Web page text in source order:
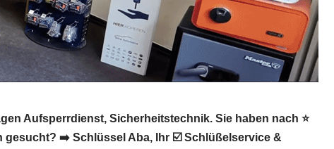
Aufsperrdienst, Sicherheitstechnik. Sie haben nach ⭐
➡️ Schlüssel Aba, Ihr ☑️ Schlüßelservice &